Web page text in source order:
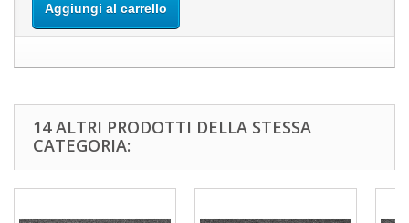
Aggiungi al carrello
14 ALTRI PRODOTTI DELLA STESSA
CATEGORIA: